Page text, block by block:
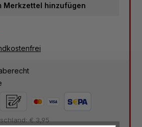
Merkzettel hinzufügen
€ 3,95